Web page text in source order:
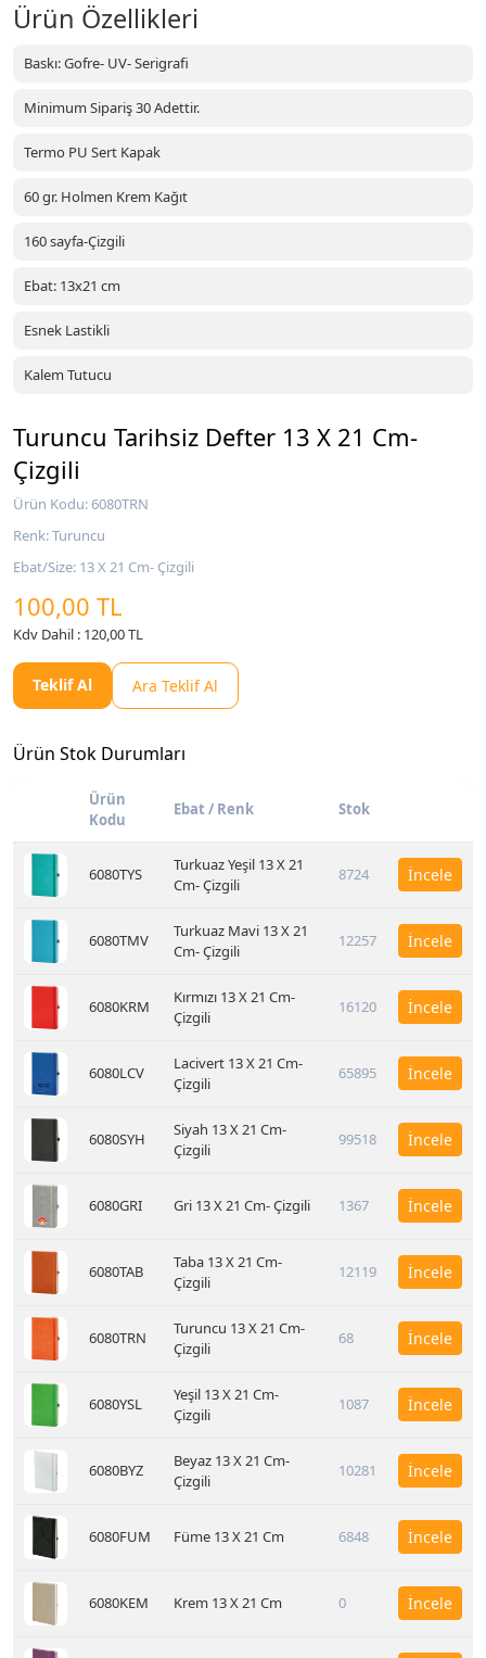
Ürün Özellikleri
Baskı: Gofre- UV- Serigrafi
Minimum Sipariş 30 Adettir.
Termo PU Sert Kapak
60 gr. Holmen Krem Kağıt
160 sayfa-Çizgili
Ebat: 13x21 cm
Esnek Lastikli
Kalem Tutucu
Turuncu Tarihsiz Defter 13 X 21 Cm-
Çizgili
Ürün Kodu: 6080TRN
Renk: Turuncu
Ebat/Size: 13 X 21 Cm- Çizgili
100,00 TL
Kdv Dahil : 120,00 TL
Teklif Al Ara Teklif Al
Ürün Stok Durumları
Ürün
Kodu
Ebat / Renk Stok
6080TYS
Turkuaz Yeşil 13 X 21
Cm- Çizgili
8724 İncele
6080TMV
Turkuaz Mavi 13 X 21
Cm- Çizgili
12257 İncele
6080KRM
Kırmızı 13 X 21 Cm-
Çizgili
16120 İncele
6080LCV
Lacivert 13 X 21 Cm-
Çizgili
65895 İncele
6080SYH
Siyah 13 X 21 Cm-
Çizgili
99518 İncele
6080GRI Gri 13 X 21 Cm- Çizgili 1367 İncele
6080TAB
Taba 13 X 21 Cm-
Çizgili
12119 İncele
6080TRN
Turuncu 13 X 21 Cm-
Çizgili
68 İncele
6080YSL
Yeşil 13 X 21 Cm-
Çizgili
1087 İncele
6080BYZ
Beyaz 13 X 21 Cm-
Çizgili
10281 İncele
6080FUM Füme 13 X 21 Cm 6848 İncele
6080KEM Krem 13 X 21 Cm 0 İncele